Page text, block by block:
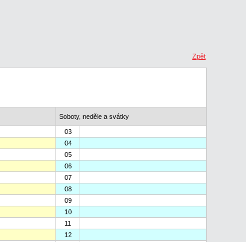
Zpět
Soboty, neděle a svátky
03
04
05
06
07
08
09
10
11
12